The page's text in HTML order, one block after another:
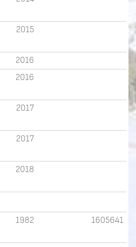
2015
2016
2016
2017
2017
2018
1982 1605641